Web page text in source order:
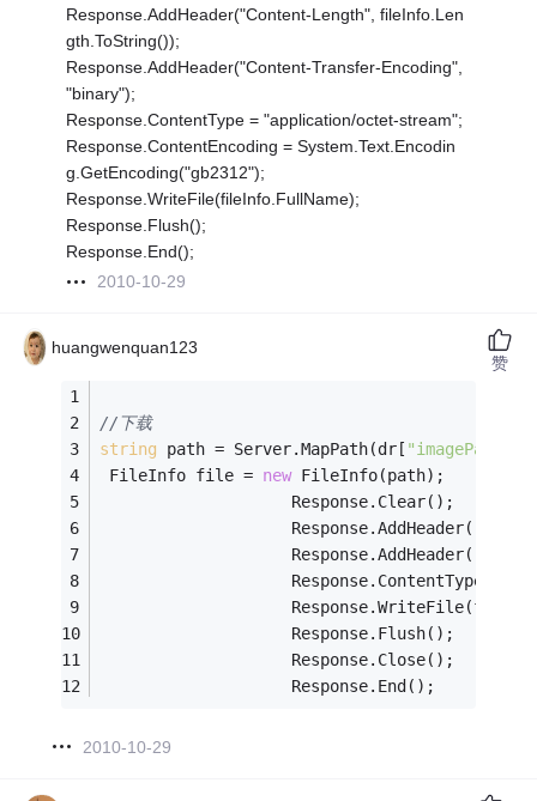
Response.AddHeader("Content-Length", fileInfo.Len
gth.ToString());
Response.AddHeader("Content-Transfer-Encoding",
"binary");
Response.ContentType = "application/octet-stream";
Response.ContentEncoding = System.Text.Encodin
g.GetEncoding("gb2312");
Response.WriteFile(fileInfo.FullName);
Response.Flush();
Response.End();
2010-10-29
huangwenquan123
//下载
string path = Server.MapPath(dr[ "imagePath"
FileInfo file = new FileInfo(path);
                    Response.Clear();
                    Response.AddHeader(
                    Response.AddHeader(
                    Response.ContentType =
                    Response.Flush();
                    Response.Close();
                    Response.End();
2010-10-29
赞